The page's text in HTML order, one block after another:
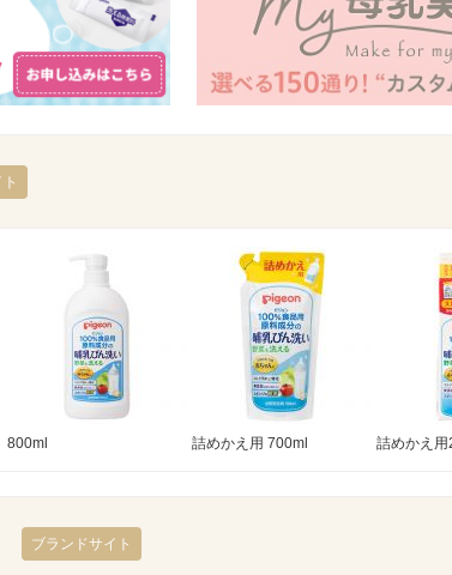
800ml 詰めかえ用 700ml 詰めかえ
ブランドサイト